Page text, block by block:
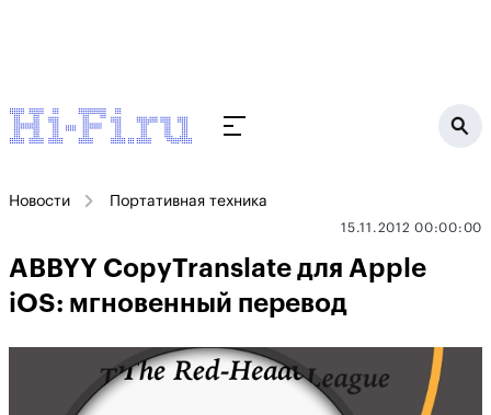
Новости Портативная техника
15.11.2012 00:00:00
ABBYY CopyTranslate для Apple
iOS: мгновенный перевод